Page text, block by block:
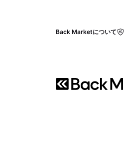
Back Marketについて